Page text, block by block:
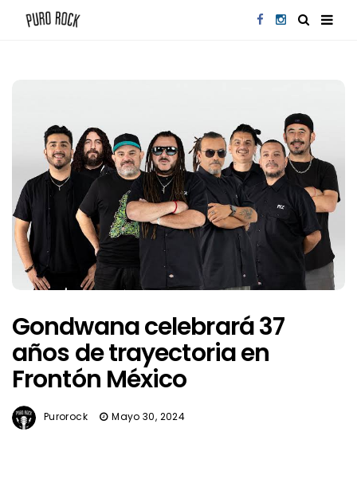
Gondwana celebrará 37
años de trayectoria en
Frontón México
Purorock Mayo 30, 2024